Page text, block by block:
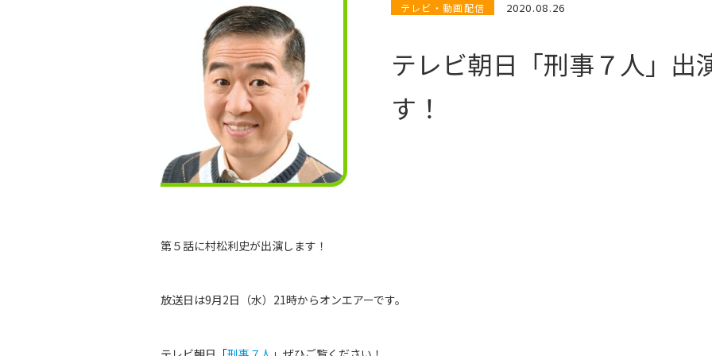
テレビ・動画配信 2020.08.26
テレビ朝日「刑事７人」出
す！
第５話に村松利史が出演します！
放送日は9月2日（水）21時からオンエアーです。